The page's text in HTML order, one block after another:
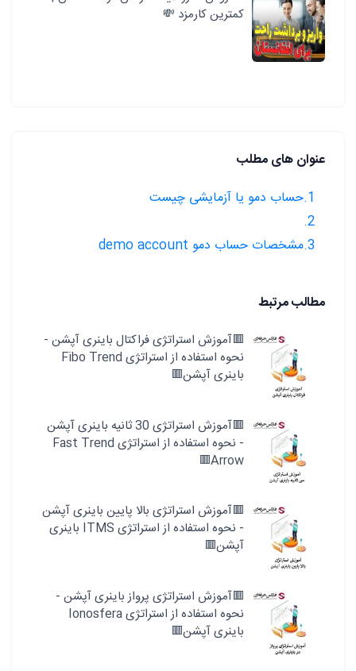
کمترین کارمزد 💸
عنوان های مطلب
1.حساب دمو یا آزمایشی چیست
2.
3.مشخصات حساب دمو demo account
مطالب مرتبط
🟥آموزش استراتژی فراکتال باینری آپشن -
نحوه استفاده از استراتژی Fibo Trend
باینری آپشن🟥
🟥آموزش استراتژی 30 ثانیه باینری آپشن
- نحوه استفاده از استراتژی Fast Trend
Arrow🟥
🟥آموزش استراتژی بالا پایین باینری آپشن
- نحوه استفاده از استراتژی ITMS باینری
آپشن🟥
🟥آموزش استراتژی پرواز باینری آپشن -
نحوه استفاده از استراتژی Ionosfera
باینری آپشن🟥